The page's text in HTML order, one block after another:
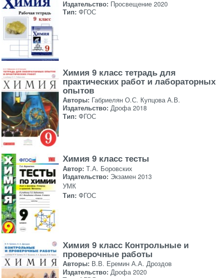
Издательство: Просвещение 2020
Тип: ФГОС
Химия 9 класс тетрадь для
практических работ и лабораторных
опытов
Авторы: Габриелян О.С. Купцова А.В.
Издательство: Дрофа 2018
Тип: ФГОС
Химия 9 класс тесты
Автор: Т.А. Боровских
Издательство: Экзамен 2013
УМК
Тип: ФГОС
Химия 9 класс Контрольные и
проверочные работы
Авторы: В.В. Еремин А.А. Дроздов
Издательство: Дрофа 2020